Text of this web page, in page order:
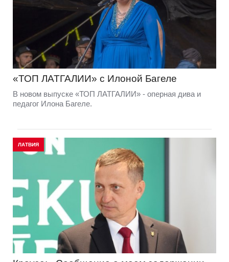
«ТОП ЛАТГАЛИИ» с Илоной Багеле
В новом выпуске «ТОП ЛАТГАЛИИ» - оперная дива и
педагог Илона Багеле.
ЛАТВИЯ